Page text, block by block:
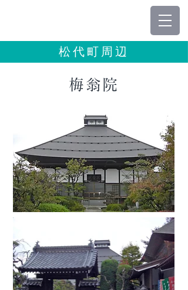
松代町周辺
梅翁院